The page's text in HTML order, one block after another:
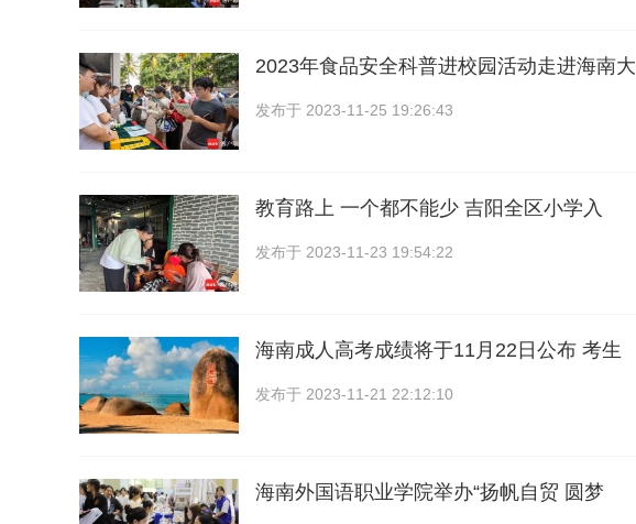
2023年食品安全科普进校园活动走进海南大
发布于 2023-11-25 19:26:43
教育路上 一个都不能少 吉阳全区小学入
发布于 2023-11-23 19:54:22
海南成人高考成绩将于11月22日公布 考生
发布于 2023-11-21 22:12:10
海南外国语职业学院举办“扬帆自贸 圆梦